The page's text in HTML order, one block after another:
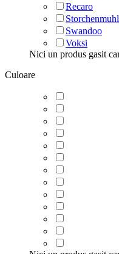
Recaro
Swandoo
Voksi
Nici un produs gasit
Culoare